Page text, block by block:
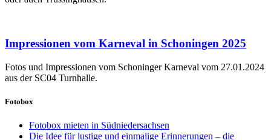
Impressionen vom Karneval in Schoningen 2025
Fotos und Impressionen vom Schoninger Karneval vom 27.01.2024
aus der SC04 Turnhalle.
Fotobox
Fotobox mieten in Südniedersachsen
Die Idee für lustige und einmalige Erinnerungen – die